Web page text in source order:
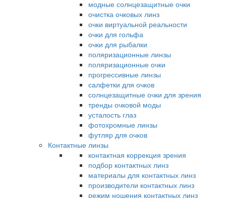
модные солнцезащитные очки
очистка очковых линз
очки виртуальной реальности
очки для гольфа
очки для рыбалки
поляризационные линзы
поляризационные очки
прогрессивные линзы
салфетки для очков
солнцезащитные очки для зрения
тренды очковой моды
усталость глаз
фотохромные линзы
футляр для очков
Контактные линзы
контактная коррекция зрения
подбор контактных линз
материалы для контактных линз
производители контактных линз
режим ношения контактных линз